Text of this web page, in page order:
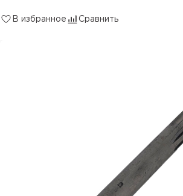
В избранное Сравнить